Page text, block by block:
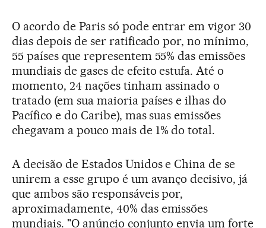
O acordo de Paris só pode entrar em vigor 30
dias depois de ser ratificado por, no mínimo,
55 países que representem 55% das emissões
mundiais de gases de efeito estufa. Até o
momento, 24 nações tinham assinado o
tratado (em sua maioria países e ilhas do
Pacífico e do Caribe), mas suas emissões
chegavam a pouco mais de 1% do total.
A decisão de Estados Unidos e China de se
unirem a esse grupo é um avanço decisivo, já
que ambos são responsáveis por,
aproximadamente, 40% das emissões
mundiais. "O anúncio conjunto envia um forte